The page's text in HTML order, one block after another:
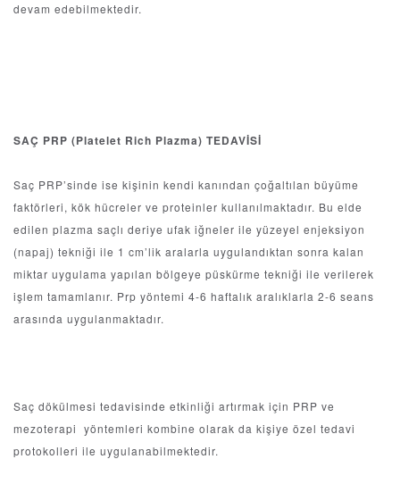
devam edebilmektedir.
SAÇ PRP (Platelet Rich Plazma) TEDAVİSİ
Saç PRP’sinde ise kişinin kendi kanından çoğaltılan büyüme
faktörleri, kök hücreler ve proteinler kullanılmaktadır. Bu elde
edilen plazma saçlı deriye ufak iğneler ile yüzeyel enjeksiyon
(napaj) tekniği ile 1 cm’lik aralarla uygulandıktan sonra kalan
miktar uygulama yapılan bölgeye püskürme tekniği ile verilerek
işlem tamamlanır. Prp yöntemi 4-6 haftalık aralıklarla 2-6 seans
arasında uygulanmaktadır.
Saç dökülmesi tedavisinde etkinliği artırmak için PRP ve
mezoterapi yöntemleri kombine olarak da kişiye özel tedavi
protokolleri ile uygulanabilmektedir.